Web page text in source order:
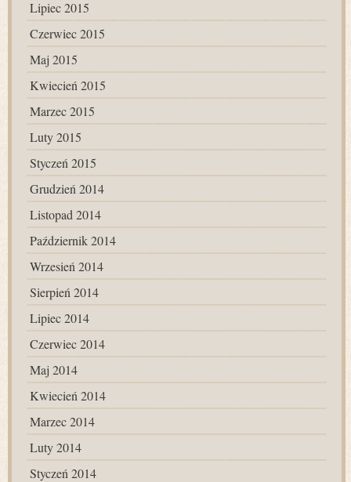
Lipiec 2015
Czerwiec 2015
Maj 2015
Kwiecień 2015
Marzec 2015
Luty 2015
Styczeń 2015
Grudzień 2014
Listopad 2014
Październik 2014
Wrzesień 2014
Sierpień 2014
Lipiec 2014
Czerwiec 2014
Maj 2014
Kwiecień 2014
Marzec 2014
Luty 2014
Styczeń 2014